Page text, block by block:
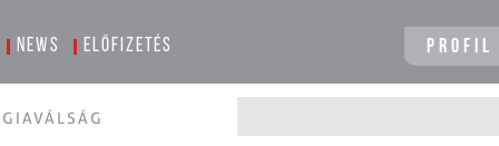
News Előfizetés Profil